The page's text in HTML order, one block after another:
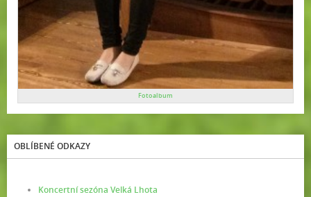
Fotoalbum
OBLÍBENÉ ODKAZY
Koncertní sezóna Velká Lhota